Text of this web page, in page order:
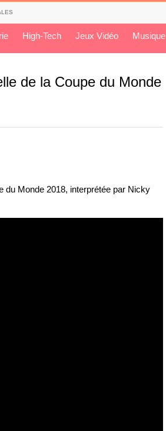
High-Tech Jeux Vidéo Musique
de la Coupe du Monde
du Monde 2018, interprétée par Nicky